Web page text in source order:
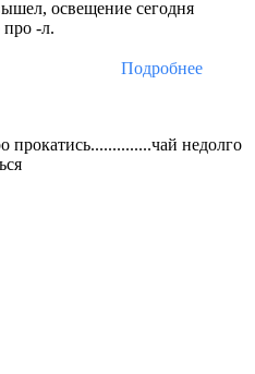
освещение сегодня
про -л.
Подробнее
прокатись..............чай недолго